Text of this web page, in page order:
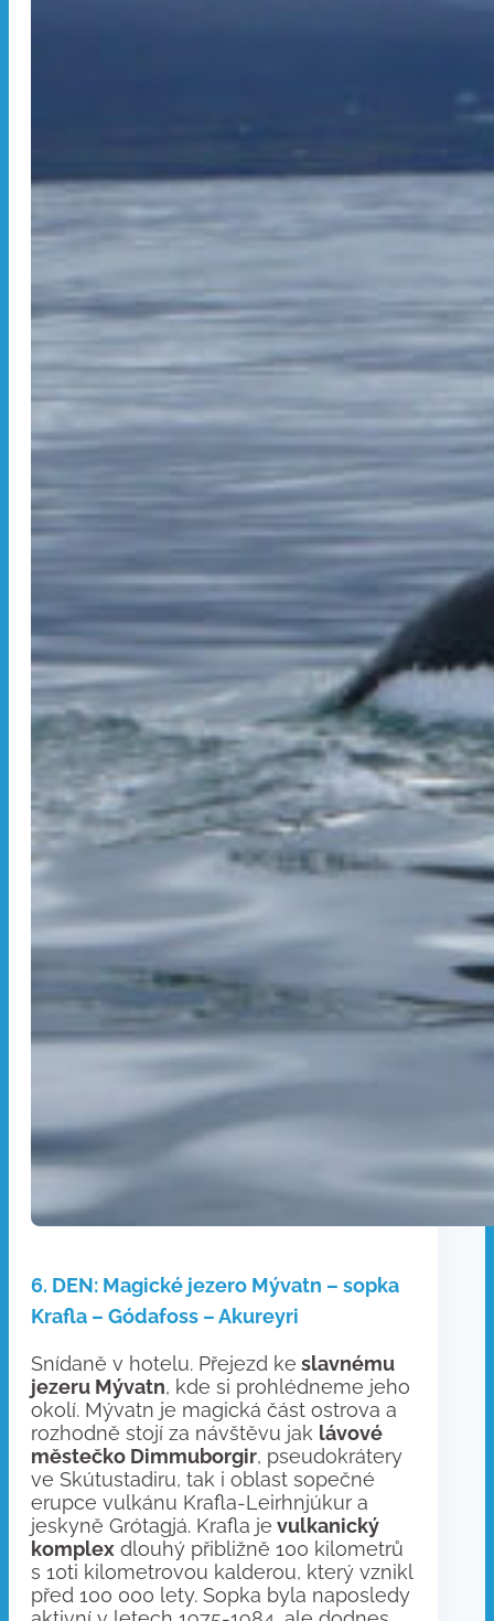
6. DEN: Magické jezero Mývatn – sopka
Krafla – Gódafoss – Akureyri
Snídaně v hotelu. Přejezd ke slavnému
jezeru Mývatn, kde si prohlédneme jeho
okolí. Mývatn je magická část ostrova a
rozhodně stojí za návštěvu jak lávové
městečko Dimmuborgir, pseudokrátery
ve Skútustadiru, tak i oblast sopečné
erupce vulkánu Krafla-Leirhnjúkur a
jeskyně Grótagjá. Krafla je vulkanický
komplex dlouhý přibližně 100 kilometrů
s 10ti kilometrovou kalderou, který vznikl
před 100 000 lety. Sopka byla naposledy